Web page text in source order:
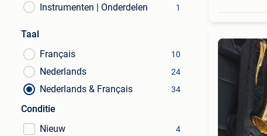
Instrumenten | Onderdelen 1
Taal
Français
10
Nederlands 24
Nederlands & Français 34
Conditie
Nieuw
4